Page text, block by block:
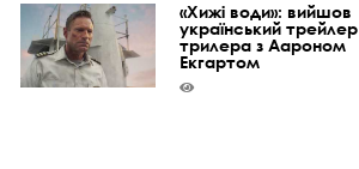
«Хижі води»: вийшов
український трейлер
трилера з Аароном
Екгартом